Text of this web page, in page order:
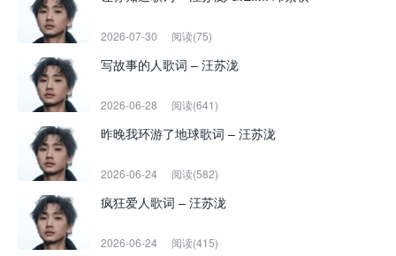
2026-07-30 阅读(75)
写故事的人歌词 – 汪苏泷
2026-06-28 阅读(641)
昨晚我环游了地球歌词 – 汪苏泷
2026-06-24 阅读(582)
疯狂爱人歌词 – 汪苏泷
2026-06-24 阅读(415)